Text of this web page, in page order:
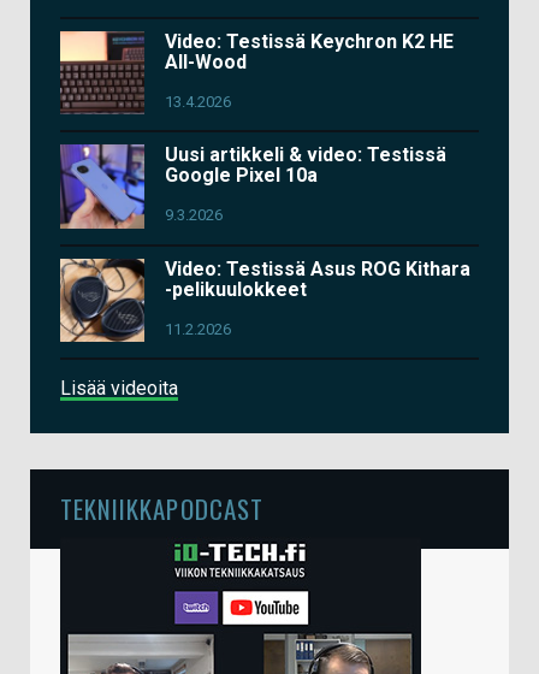
Video: Testissä Keychron K2 HE
All-Wood
13.4.2026
Uusi artikkeli & video: Testissä
Google Pixel 10a
9.3.2026
Video: Testissä Asus ROG Kithara
-pelikuulokkeet
11.2.2026
Lisää videoita
TEKNIIKKAPODCAST